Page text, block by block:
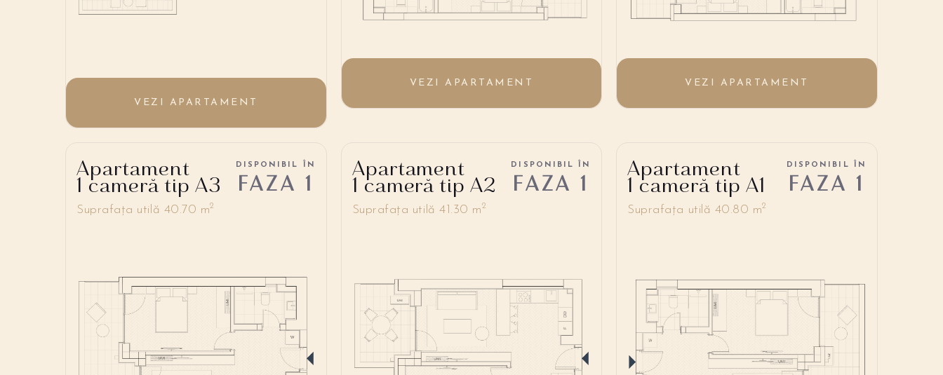
VEZI APARTAMENT
VEZI APARTAMENT VEZI APARTAMENT
Apartament
1 cameră tip A3
DISPONIBIL ÎN
FAZA 1
Suprafața utilă 40.70 m2
Apartament
1 cameră tip A2
DISPONIBIL ÎN
FAZA 1
Suprafața utilă 41.30 m2
Apartament
1 cameră tip A1
DISPONIBIL ÎN
FAZA 1
Suprafața utilă 40.80 m2